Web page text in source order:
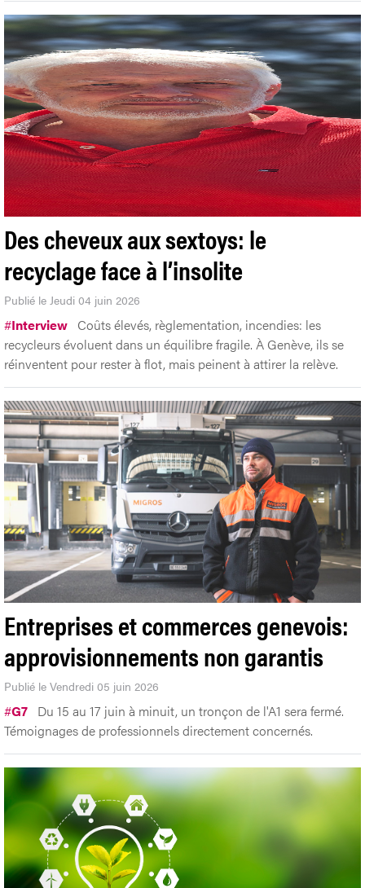
Des cheveux aux sextoys: le
recyclage face à l’insolite
Publié le Jeudi 04 juin 2026
#Interview Coûts élevés, règlementation, incendies: les
recycleurs évoluent dans un équilibre fragile. À Genève, ils se
réinventent pour rester à flot, mais peinent à attirer la relève.
Entreprises et commerces genevois:
approvisionnements non garantis
Publié le Vendredi 05 juin 2026
#G7 Du 15 au 17 juin à minuit, un tronçon de l'A1 sera fermé.
Témoignages de professionnels directement concernés.